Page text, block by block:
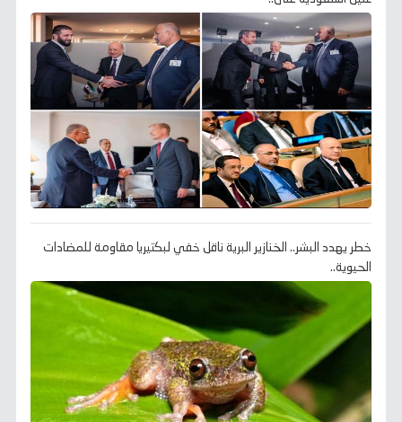
خطر يهدد البشر.. الخنازير البرية ناقل خفي لبكتيريا مقاومة للمضادات
الحيوية..